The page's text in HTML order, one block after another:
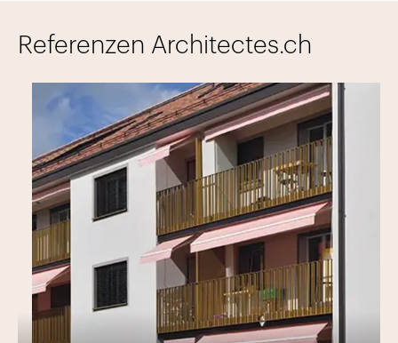
Referenzen Architectes.ch